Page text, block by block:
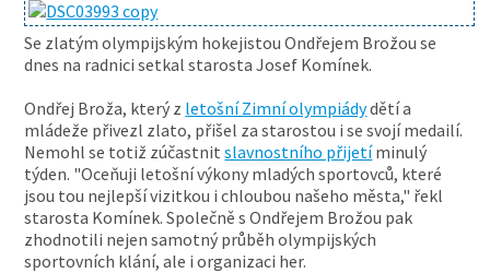
Se zlatým olympijským hokejistou Ondřejem Brožou se
dnes na radnici setkal starosta Josef Komínek.
Ondřej Broža, který z letošní Zimní olympiádydětí a
mládeže přivezl zlato, přišel za starostou i se svojí medailí.
Nemohl se totiž zúčastnitslavnostního přijetíminulý
týden. "Oceňuji letošní výkony mladých sportovců, které
jsou tou nejlepší vizitkou i chloubou našeho města," řekl
starosta Komínek. Společně s Ondřejem Brožou pak
zhodnotili nejen samotný průběh olympijských
sportovních klání, ale i organizaci her.